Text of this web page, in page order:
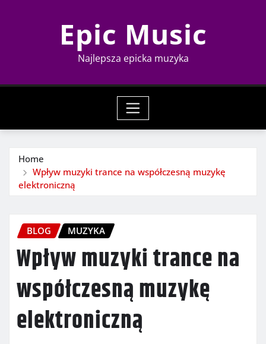
Epic Music
Najlepsza epicka muzyka
Home
Wpływ muzyki trance na współczesną muzykę
elektroniczną
BLOG MUZYKA
Wpływ muzyki trance na
współczesną muzykę
elektroniczną